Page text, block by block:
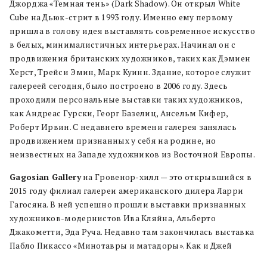
Джорджа «Темная тень» (Dark Shadow). Он открыл White
Cube на Дьюк-стрит в 1993 году. Именно ему первому
пришла в голову идея выставлять современное искусство
в белых, минималистичных интерьерах. Начинал он с
продвижения британских художников, таких как Дэмиен
Херст, Трейси Эмин, Марк Куинн. Здание, которое служит
галереей сегодня, было построено в 2006 году. Здесь
проходили персональные выставки таких художников,
как Андреас Гурски, Георг Базелиц, Ансельм Кифер,
Роберт Ирвин. С недавнего времени галерея занялась
продвижением признанных у себя на родине, но
неизвестных на Западе художников из Восточной Европы.
Gagosian Galleryна Гровенор-хилл — это открывшийся в
2015 году филиал галереи американского дилера Ларри
Гагосяна. В ней успешно прошли выставки признанных
художников-модернистов Ива Кляйна, Альберто
Джакометти, Эда Руча. Недавно там закончилась выставка
Пабло Пикассо «Минотавры и матадоры». Как и Джей